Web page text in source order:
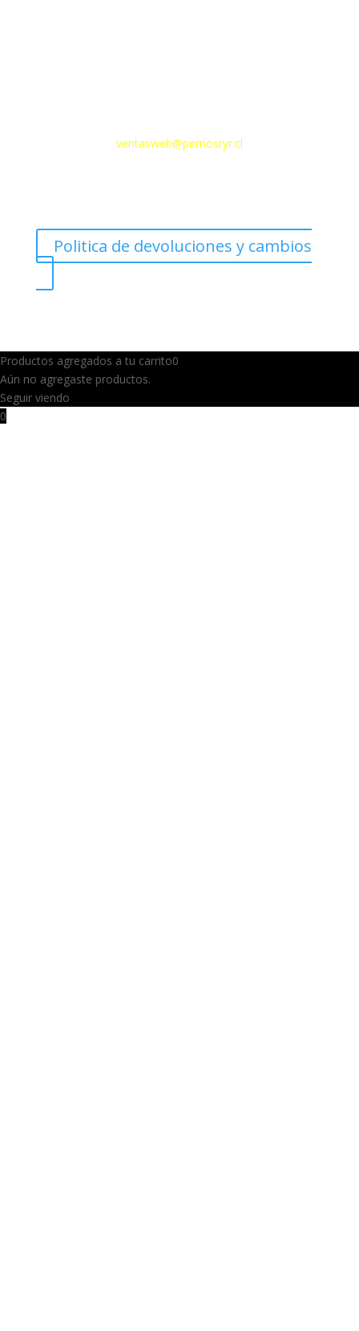
ventasweb@pernosryr.cl
Politica de devoluciones y cambios
Productos agregados a tu carrito0
Aún no agregaste productos.
Seguir viendo
0